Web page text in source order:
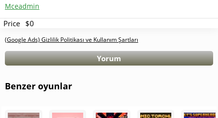
Mceadmin
Price $0
(Google Ads) Gizlilik Politikası ve Kullanım Şartları
Yorum
Benzer oyunlar